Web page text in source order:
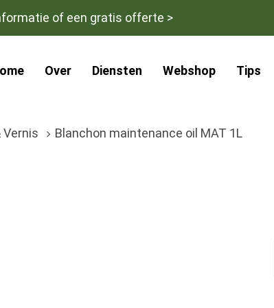
of een gratis offerte >
Over Diensten Webshop Tips
Vernis Blanchon maintenance oil MAT 1L